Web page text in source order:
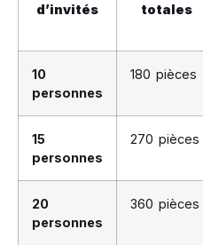
d’invités
totales
10
personnes
180 pièces
15
personnes
270 pièces
20
personnes
360 pièces